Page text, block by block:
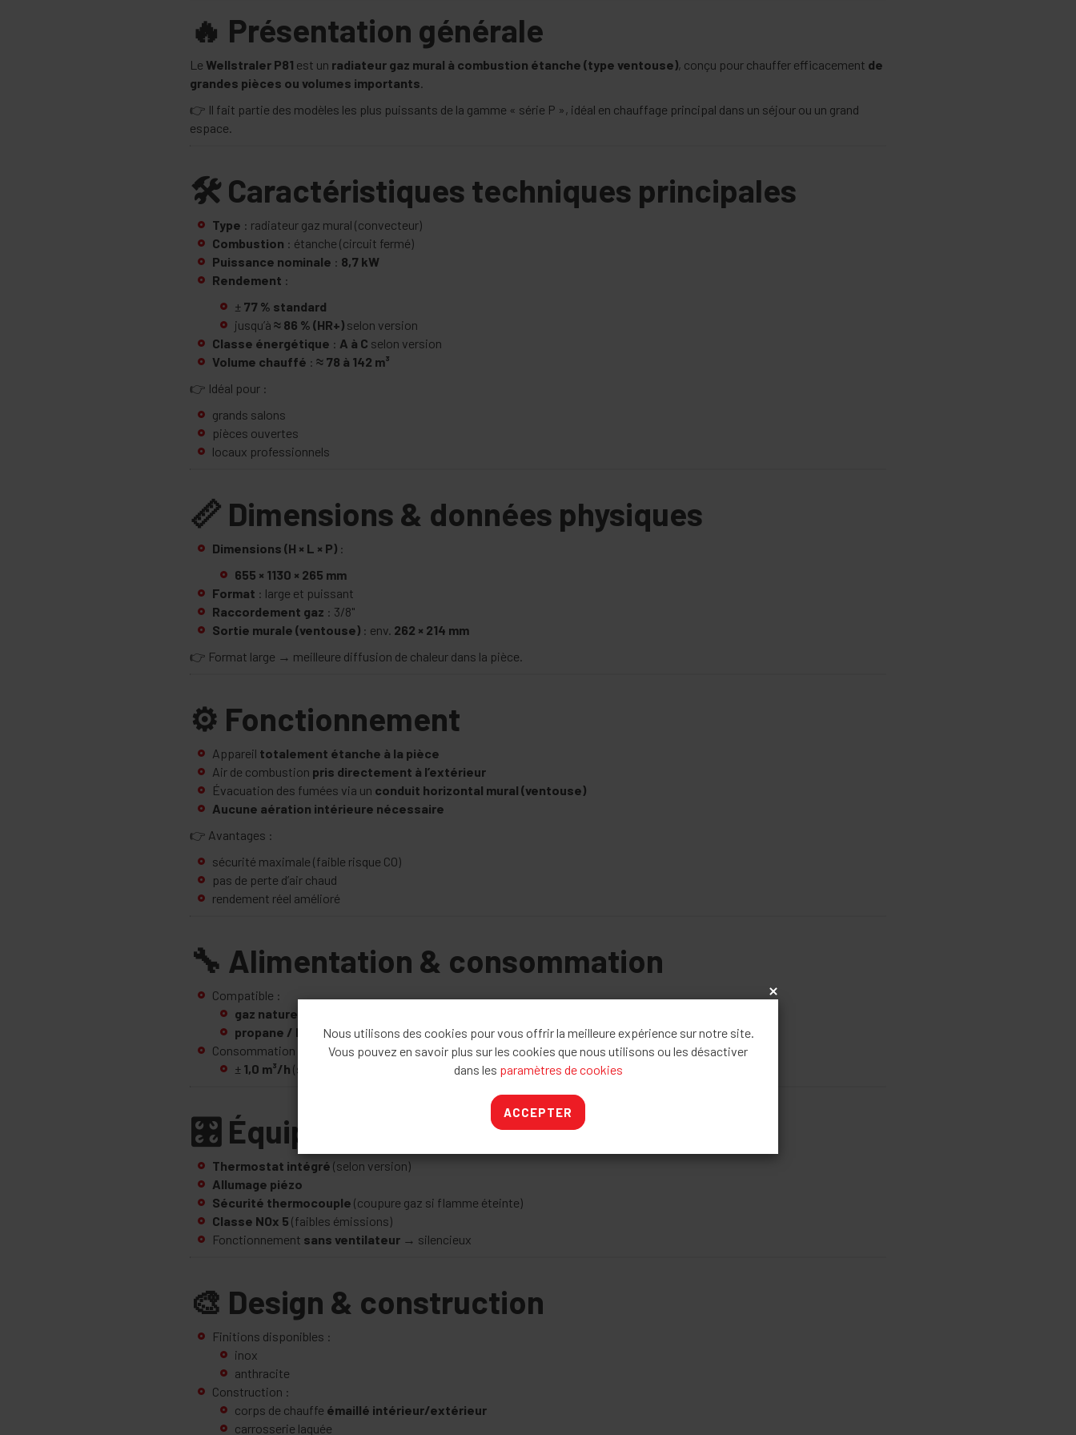
🔥 Présentation générale
Le Wellstraler P81 est un radiateur gaz mural à combustion étanche (type ventouse), conçu pour chauffer efficacement de
grandes pièces ou volumes importants
👉 Il fait partie des modèles les plus puissants de la gamme « série P », idéal en chauffage principal dans un séjour ou un grand
espace.
🛠️ Caractéristiques techniques principales
Type : radiateur gaz mural (convecteur)
Combustion : étanche (circuit fermé)
Puissance nominale : 8,7 kW
Rendement :
± 77 % standard
jusqu’à ≈ 86 % (HR+) selon version
Classe énergétique : A à C selon version
Volume chauffé : ≈ 78 à 142 m³
👉 Idéal pour :
grands salons
pièces ouvertes
locaux professionnels
📏 Dimensions & données physiques
Dimensions (H × L × P) :
655 × 1130 × 265 mm
Format : large et puissant
Raccordement gaz : 3/8"
Sortie murale (ventouse) : env. 262 × 214 mm
👉 Format large → meilleure diffusion de chaleur dans la pièce.
⚙️ Fonctionnement
Appareil totalement étanche à la pièce
Air de combustion pris directement à l’extérieur
Évacuation des fumées via un conduit horizontal mural (ventouse)
Aucune aération intérieure nécessaire
👉 Avantages :
sécurité maximale (faible risque CO)
pas de perte d’air chaud
rendement réel amélioré
🔧 Alimentation & consommation
Compatible :
gaz naturel (G20 / G25)
propane / butane (G31)
Consommation indicative :
± 1,0 m³/h (selon réglage et gaz)
🎛️ Équipements & sécurité
Thermostat intégré (selon version)
Allumage piézo
Sécurité thermocouple (coupure gaz si flamme éteinte)
Classe NOx 5 (faibles émissions)
Fonctionnement sans ventilateur → silencieux
🎨 Design & construction
Finitions disponibles :
inox
anthracite
Construction :
corps de chauffe émaillé intérieur/extérieur
carrosserie laquée
x
Nous utilisons des cookies pour vous offrir la meilleure expérience sur notre site.
Vous pouvez en savoir plus sur les cookies que nous utilisons ou les désactiver
dans les paramètres de cookies
ACCEPTER